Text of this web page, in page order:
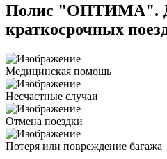
Полис "ОПТИМА".
краткосрочных
Медицинская помощь
Несчастные случаи
Отмена поездки
Потеря или повреждение багажа